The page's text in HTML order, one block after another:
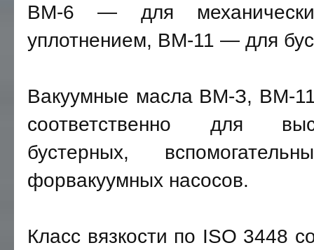
ВМ-6 — для
уплотнением, ВМ-11 — для
Вакуумные масла ВМ-З, ВМ-
соответственно для
бустерных,
форвакуумных насосов.
Класс вязкости по ISO 3448